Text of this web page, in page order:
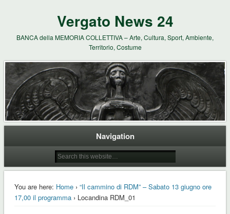
Vergato News 24
BANCA della MEMORIA COLLETTIVA – Arte, Cultura, Sport, Ambiente,
Territorio, Costume
Navigation
You are here: Home› “Il cammino di RDM” – Sabato 13 giugno ore
17,00 il programma› Locandina RDM_01